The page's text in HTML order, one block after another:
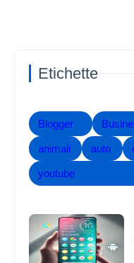
Etichette
Blogger
animali auto
youtube